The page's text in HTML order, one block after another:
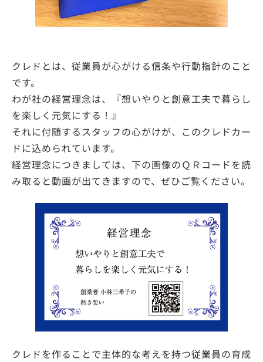
クレドとは、従業員が心がける信条や行動指針のこと
です。
わが社の経営理念は、『想いやりと創意工夫で暮らし
を楽しく元気にする！』
それに付随するスタッフの心がけが、このクレドカー
ドに込められています。
経営理念につきましては、下の画像のＱＲコードを読
み取ると動画が出てきますので、ぜひご覧ください。
クレドを作ることで主体的な考えを持つ従業員の育成